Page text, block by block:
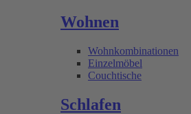
Wohnen
Wohnkombinationen
Einzelmöbel
Couchtische
Schlafen